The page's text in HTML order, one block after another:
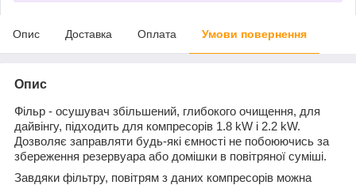
Опис Доставка Оплата Умови повернення
Опис
Фільр - осушувач збільшений, глибокого очищення, для
дайвінгу, підходить для компресорів 1.8 kW і 2.2 kW.
Дозволяє заправляти будь-які ємності не побоюючись за
збереження резервуара або домішки в повітряної суміші.
Завдяки фільтру, повітрям з даних компресорів можна